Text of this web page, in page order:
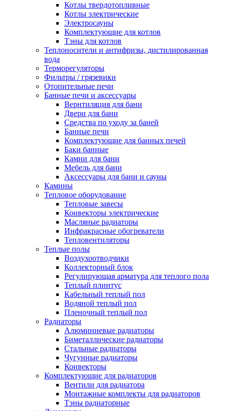
Котлы твердотопливные
Котлы электрические
Электросауны
Комплектующие для котлов
Тэны для котлов
Теплоносители и антифризы, дистилированная
вода
Терморегуляторы
Фильтры / грязевики
Отопительные печи
Банные печи и аксессуары
Вернтиляция для бани
Двери для бани
Средства по уходу за баней
Банные печи
Комплектующие для банных печей
Баки банные
Камни для бани
Мебель для бани
Аксессуары для бани и сауны
Камины
Тепловое оборудование
Тепловые завесы
Конвекторы электрические
Масляные радиаторы
Инфракрасные обогреватели
Тепловентиляторы
Теплые полы
Воздухоотводчики
Коллекторный блок
Регулирующая арматура для теплого пола
Теплый плинтус
Кабельный теплый пол
Водяной теплый пол
Пленочный теплый пол
Радиаторы
Алюминиевые радиаторы
Биметаллические радиаторы
Стальные радиаторы
Чугунные радиаторы
Конвекторы
Комплектующие для радиаторов
Вентили для радиатора
Монтажные комплекты для радиаторов
Тэны радиаторные